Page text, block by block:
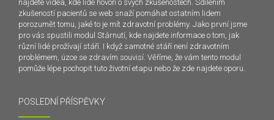
najdete videa, kde lidé hovoří o svých zkušenostech. Sdílením
zkušeností pacientů se web snaží pomáhat ostatním lidem
porozumět tomu, jaké to je mít zdravotní problémy. Jako první jsme
pro vás spustili modul Stárnutí, kde najdete informace o tom, jak
různí lidé prožívají stáří. I když samotné stáří není zdravotním
problémem, úzce se zdravím souvisí. Věříme, že vám tento modul
pomůže lépe pochopit tuto životní etapu nebo že zde najdete oporu.
POSLEDNÍ PŘÍSPĚVKY